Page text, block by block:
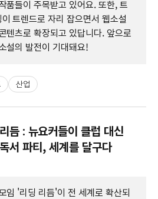
품들이 주목받고 있어요. 또한, 트
트렌드로 자리 잡으면서 웹소설
텐츠로 확장되고 있답니다. 앞으로
설의 발전이 기대돼요!
산업
듬 : 뉴요커들이 클럽 대신
서 파티, 세계를 달구다
임 '리딩 리듬'이 전 세계로 확산되